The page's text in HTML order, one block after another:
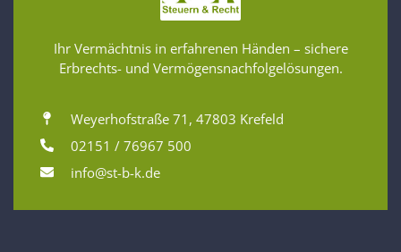
Ihr Vermächtnis in erfahrenen Händen – sichere
Erbrechts- und Vermögensnachfolgelösungen.
Weyerhofstraße 71, 47803 Krefeld
02151 / 76967 500
info@st-b-k.de